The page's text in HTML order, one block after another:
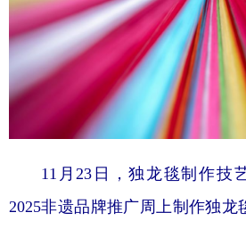
11月23日，独龙毯制作技
2025非遗品牌推广周上制作独龙